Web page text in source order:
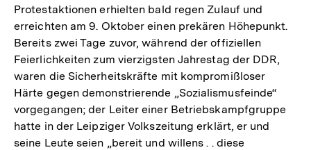
Protestaktionen erhielten bald regen Zulauf und
erreichten am 9. Oktober einen prekären Höhepunkt.
Bereits zwei Tage zuvor, während der offiziellen
Feierlichkeiten zum vierzigsten Jahrestag der DDR,
waren die Sicherheitskräfte mit kompromißloser
Härte gegen demonstrierende „Sozialismusfeinde“
vorgegangen; der Leiter einer Betriebskampfgruppe
hatte in der Leipziger Volkszeitung erklärt, er und
seine Leute seien „bereit und willens . . diese